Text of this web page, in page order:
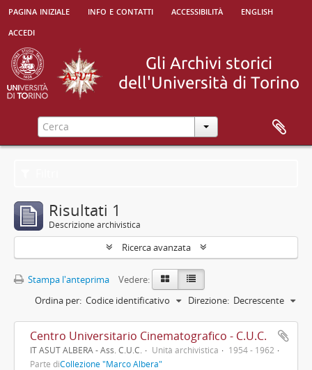
pagina iniziale info e contatti accessibilità
english
accedi
Risultati 1
Descrizione archivistica
Ricerca avanzata
Stampa l'anteprima
Vedere:
Ordina per: Codice identificativo Direzione: Decrescente
Centro Universitario Cinematografico - C.U.C.
IT ASUT ALBERA - Ass. C.U.C. Unità archivistica
1954 - 1962
Parte diCollezione "Marco Albera"